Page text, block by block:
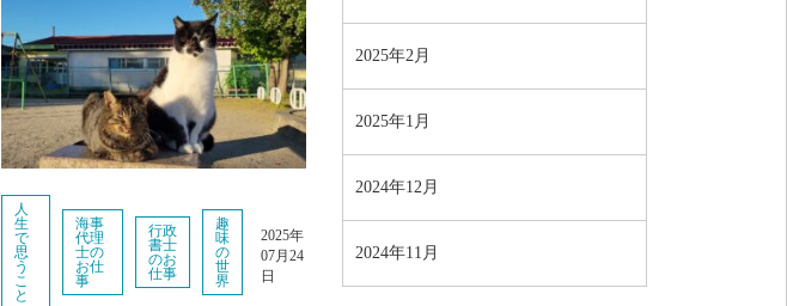
人
生
で
思
う
こ
と
海事
代理
士の
お仕
事
行政
書士
のお
仕事
趣
味
の
世
界
2025年
07月24
日
2025年2月
2025年1月
2024年12月
2024年11月